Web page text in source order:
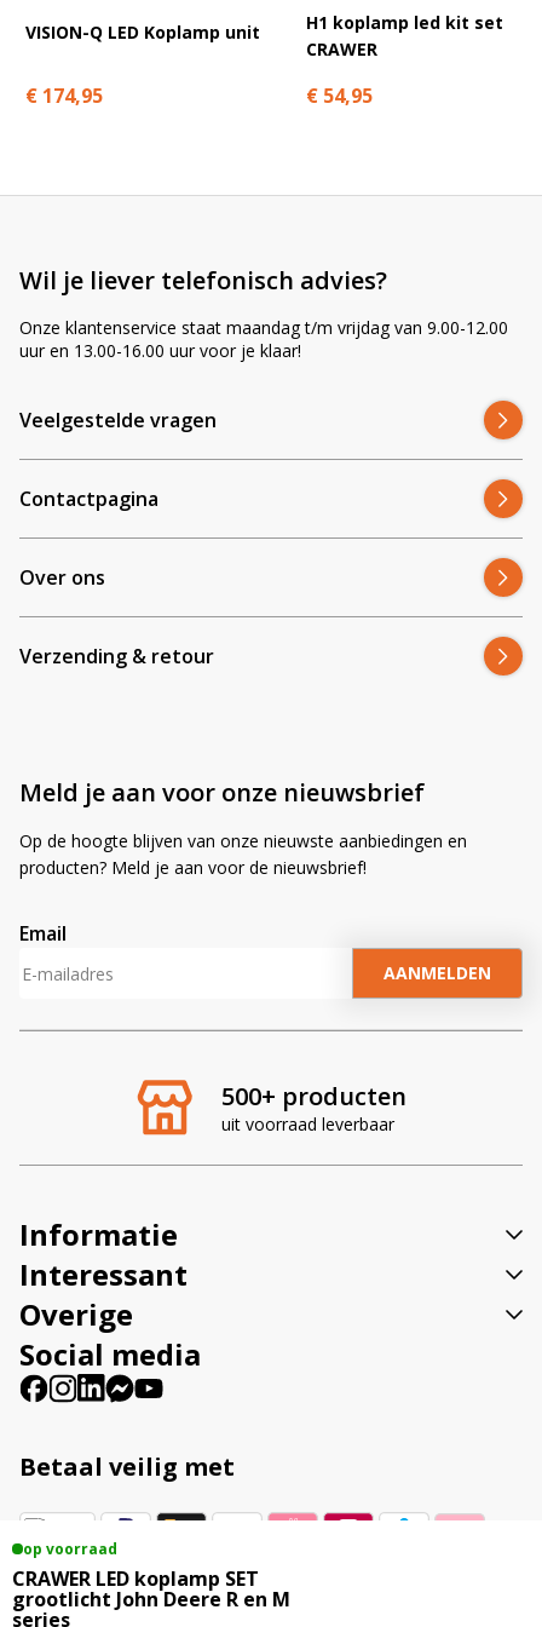
op voorraad
CRAWER LED koplamp SET
grootlicht John Deere R en M
series
VISION-Q LED Koplamp unit
€ 174,95
H1 koplamp led kit set
CRAWER
€ 54,95
500+ producten
uit voorraad leverbaar
Wil je liever telefonisch advies?
Onze klantenservice staat maandag t/m vrijdag van 9.00-12.00
uur en 13.00-16.00 uur voor je klaar!
Veelgestelde vragen
Contactpagina
Over ons
Verzending & retour
Meld je aan voor onze nieuwsbrief
Op de hoogte blijven van onze nieuwste aanbiedingen en
producten? Meld je aan voor de nieuwsbrief!
Email
A
t
:
Informatie
Interessant
Overige
Social media
Betaal veilig met
Vestigingsadres